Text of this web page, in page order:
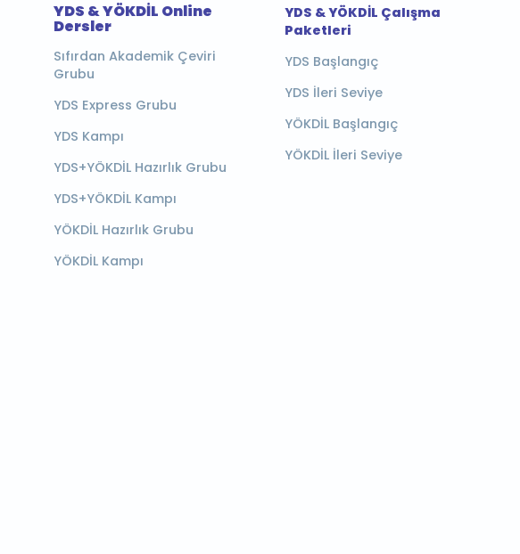
YDS & YÖKDİL Online
Dersler
Sıfırdan Akademik Çeviri
Grubu
YDS Express Grubu
YDS Kampı
YDS+YÖKDİL Hazırlık Grubu
YDS+YÖKDİL Kampı
YÖKDİL Hazırlık Grubu
YÖKDİL Kampı
YDS & YÖKDİL Çalışma
Paketleri
YDS Başlangıç
YDS İleri Seviye
YÖKDİL Başlangıç
YÖKDİL İleri Seviye